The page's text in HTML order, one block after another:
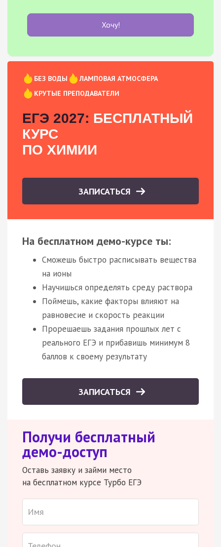
Хочу!
БЕЗ ВОДЫ
ЛАМПОВАЯ АТМОСФЕРА
КРУТЫЕ ПРЕПОДАВАТЕЛИ
ЕГЭ 2027: БЕСПЛАТНЫЙ
КУРС
ПО ХИМИИ
ЗАПИСАТЬСЯ
На бесплатном демо-курсе ты:
Сможешь быстро расписывать вещества
на ионы
Научишься определять среду раствора
Поймешь, какие факторы влияют на
равновесие и скорость реакции
Прорешаешь задания прошлых лет с
реального ЕГЭ и прибавишь минимум 8
баллов к своему результату
ЗАПИСАТЬСЯ
Получи бесплатный
демо-доступ
Оставь заявку и займи место
на бесплатном курсе Турбо ЕГЭ